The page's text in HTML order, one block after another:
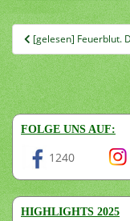
[gelesen] Feuerblut.
FOLGE UNS AUF:
1240
HIGHLIGHTS 2025